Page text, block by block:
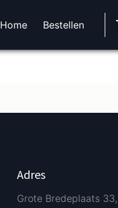
Home Bestellen
Adres
Grote Bredeplaats